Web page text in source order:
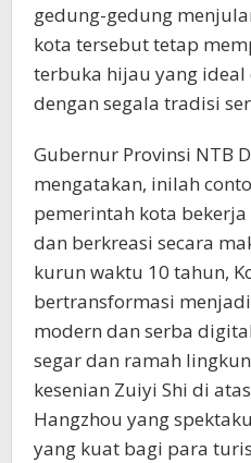
gedung-gedung
kota tersebut tetap
terbuka hijau yang ideal
dengan segala tradisi
Gubernur Provinsi NTB
mengatakan, inilah
pemerintah kota
dan berkreasi secara
kurun waktu 10 tahun,
bertransformasi
modern dan serba
segar dan ramah
kesenian Zuiyi Shi di
Hangzhou yang
yang kuat bagi para